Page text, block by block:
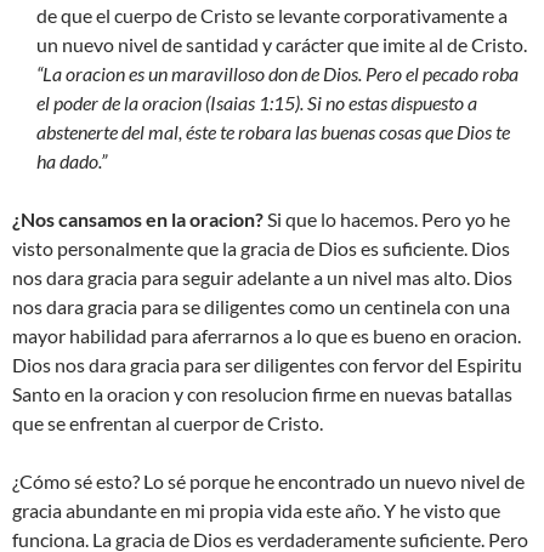
de que el cuerpo de Cristo se levante corporativamente a
un nuevo nivel de santidad y carácter que imite al de Cristo.
“La oracion es un maravilloso don de Dios. Pero el pecado roba
el poder de la oracion (Isaias 1:15). Si no estas dispuesto a
abstenerte del mal, éste te robara las buenas cosas que Dios te
ha dado.”
¿Nos cansamos en la oracion?Si que lo hacemos. Pero yo he
visto personalmente que la gracia de Dios es suficiente. Dios
nos dara gracia para seguir adelante a un nivel mas alto. Dios
nos dara gracia para se diligentes como un centinela con una
mayor habilidad para aferrarnos a lo que es bueno en oracion.
Dios nos dara gracia para ser diligentes con fervor del Espiritu
Santo en la oracion y con resolucion firme en nuevas batallas
que se enfrentan al cuerpor de Cristo.
¿Cómo sé esto? Lo sé porque he encontrado un nuevo nivel de
gracia abundante en mi propia vida este año. Y he visto que
funciona. La gracia de Dios es verdaderamente suficiente. Pero